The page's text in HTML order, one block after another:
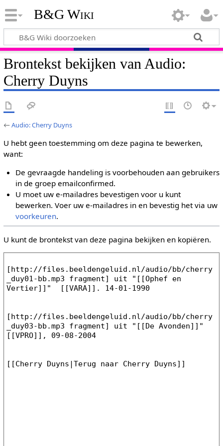
B&G Wiki
Brontekst bekijken van Audio:
Cherry Duyns
←Audio: Cherry Duyns
U hebt geen toestemming om deze pagina te bewerken,
want:
De gevraagde handeling is voorbehouden aan gebruikers
in de groep emailconfirmed.
U moet uw e-mailadres bevestigen voor u kunt
bewerken. Voer uw e-mailadres in en bevestig het via uw
voorkeuren.
U kunt de brontekst van deze pagina bekijken en kopiëren.